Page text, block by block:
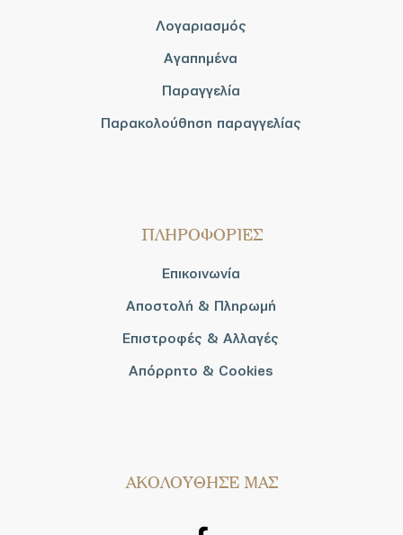
Λογαριασμός
Αγαπημένα
Παραγγελία
Παρακολούθηση παραγγελίας
ΠΛΗΡΟΦΟΡΙΕΣ
Επικοινωνία
Αποστολή & Πληρωμή
Επιστροφές & Αλλαγές
Απόρρητο & Cookies
AΚΟΛΟΥΘΗΣΕ ΜΑΣ